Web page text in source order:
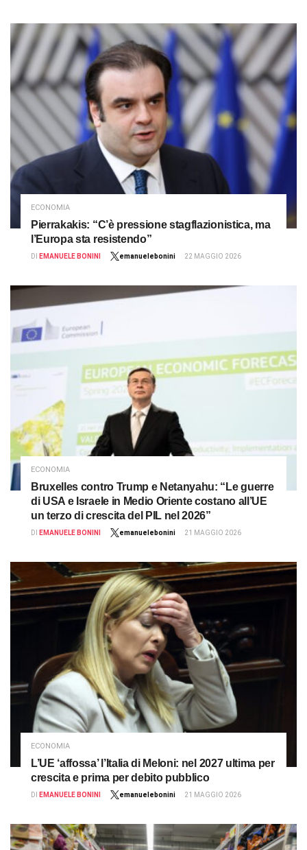
ECONOMIA
Pierrakakis: “C’è pressione stagflazionistica, ma
l’Europa sta resistendo”
DI EMANUELE BONINI emanuelebonini 22 MAGGIO 2026
ECONOMIA
Bruxelles contro Trump e Netanyahu: “Le guerre
di USA e Israele in Medio Oriente costano all’UE
un terzo di crescita del PIL nel 2026”
DI EMANUELE BONINI emanuelebonini 21 MAGGIO 2026
ECONOMIA
L’UE ‘affossa’ l’Italia di Meloni: nel 2027 ultima per
crescita e prima per debito pubblico
DI EMANUELE BONINI emanuelebonini 21 MAGGIO 2026